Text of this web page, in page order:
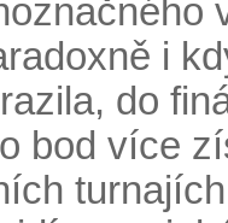
i
do
bod více